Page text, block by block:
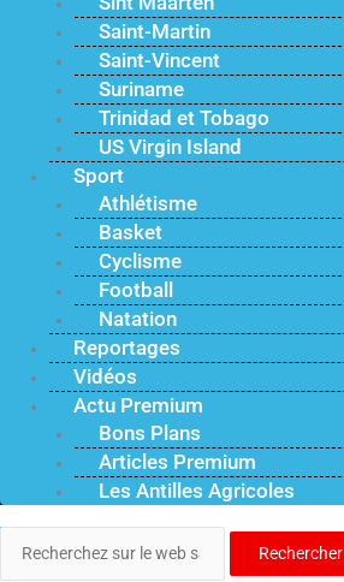
Saint-Martin
Saint-Vincent
Suriname
Trinidad et Tobago
US Virgin Island
Sport
Athlétisme
Basket
Cyclisme
Football
Natation
Reportages
Vidéos
Actu Premium
Bons Plans
Articles Premium
Les Antilles Agricoles
Rechercher